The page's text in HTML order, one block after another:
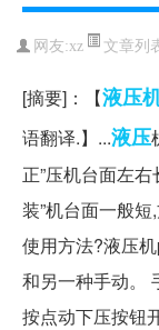
网友:xz 文章列
[摘要]：【液压
语翻译.】...液压
正”压机台面左
装”机台面一般
使用方法?液压
和另一种手动。
按点动下压按钮